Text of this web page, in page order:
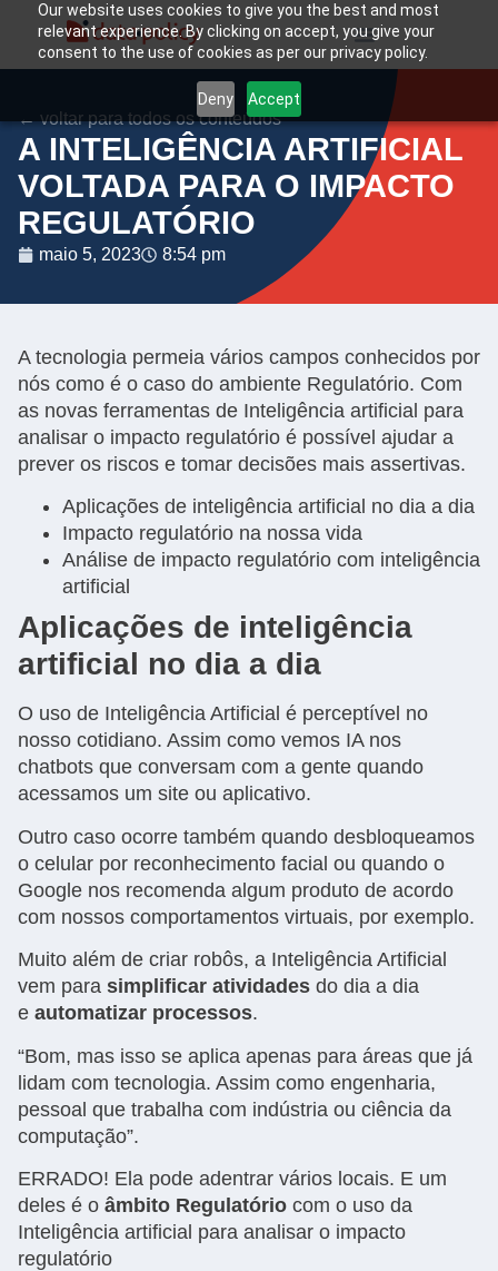
Our website uses cookies to give you the best and most
relevant experience. By clicking on accept, you give your
consent to the use of cookies as per our privacy policy.
Deny Accept
← voltar para todos os conteúdos
A INTELIGÊNCIA ARTIFICIAL
VOLTADA PARA O IMPACTO
REGULATÓRIO
maio 5, 2023 8:54 pm
A tecnologia permeia vários campos conhecidos por
nós como é o caso do ambiente Regulatório. Com
as novas ferramentas de Inteligência artificial para
analisar o impacto regulatório é possível ajudar a
prever os riscos e tomar decisões mais assertivas.
Aplicações de inteligência artificial no dia a dia
Impacto regulatório na nossa vida
Análise de impacto regulatório com inteligência
artificial
Aplicações de inteligência
artificial no dia a dia
O uso de Inteligência Artificial é perceptível no
nosso cotidiano. Assim como vemos IA nos
chatbots que conversam com a gente quando
acessamos um site ou aplicativo.
Outro caso ocorre também quando desbloqueamos
o celular por reconhecimento facial ou quando o
Google nos recomenda algum produto de acordo
com nossos comportamentos virtuais, por exemplo.
Muito além de criar robôs, a Inteligência Artificial
vem para simplificar atividades do dia a dia
e automatizar processos.
“Bom, mas isso se aplica apenas para áreas que já
lidam com tecnologia. Assim como engenharia,
pessoal que trabalha com indústria ou ciência da
computação”.
ERRADO! Ela pode adentrar vários locais. E um
deles é o âmbito Regulatório com o uso da
Inteligência artificial para analisar o impacto
regulatório